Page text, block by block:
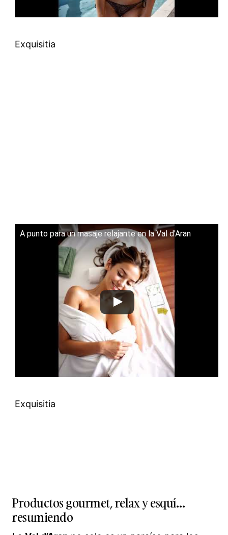
Exquisitia
A punto para un masaje relajante en la Val d'Aran
Exquisitia
Productos gourmet, relax y esquí…
resumiendo